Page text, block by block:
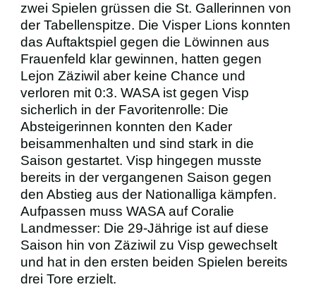
FANS
BUSINESS
VEREIN
SCHIRIS
zwei Spielen grüssen die St. Gallerinnen von
der Tabellenspitze. Die Visper Lions konnten
das Auftaktspiel gegen die Löwinnen aus
Frauenfeld klar gewinnen, hatten gegen
Lejon Zäziwil aber keine Chance und
verloren mit 0:3. WASA ist gegen Visp
sicherlich in der Favoritenrolle: Die
Absteigerinnen konnten den Kader
beisammenhalten und sind stark in die
Saison gestartet. Visp hingegen musste
bereits in der vergangenen Saison gegen
den Abstieg aus der Nationalliga kämpfen.
Aufpassen muss WASA auf Coralie
Landmesser: Die 29-Jährige ist auf diese
Saison hin von Zäziwil zu Visp gewechselt
und hat in den ersten beiden Spielen bereits
drei Tore erzielt.